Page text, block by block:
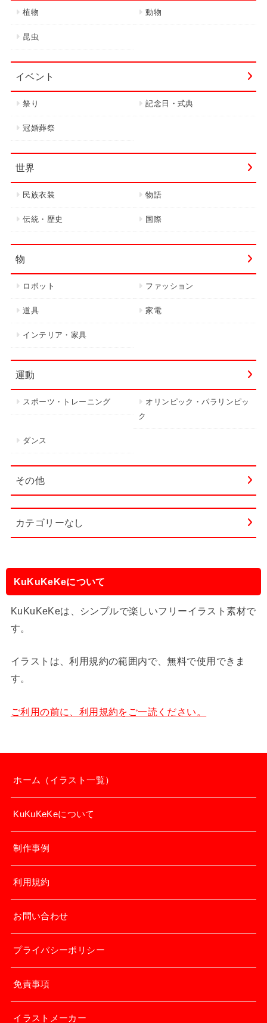
植物 動物
昆虫
イベント
祭り 記念日・式典
冠婚葬祭
世界
民族衣装 物語
伝統・歴史 国際
物
ロボット ファッション
道具 家電
インテリア・家具
運動
スポーツ・トレーニング
オリンピック・パラリンピッ
ク
ダンス
その他
カテゴリーなし
KuKuKeKeについて
KuKuKeKeは、シンプルで楽しいフリーイラスト素材で
す。
イラストは、利用規約の範囲内で、無料で使用できま
す。
ご利用の前に、利用規約をご一読ください。
ホーム（イラスト一覧）
KuKuKeKeについて
制作事例
利用規約
お問い合わせ
プライバシーポリシー
免責事項
イラストメーカー